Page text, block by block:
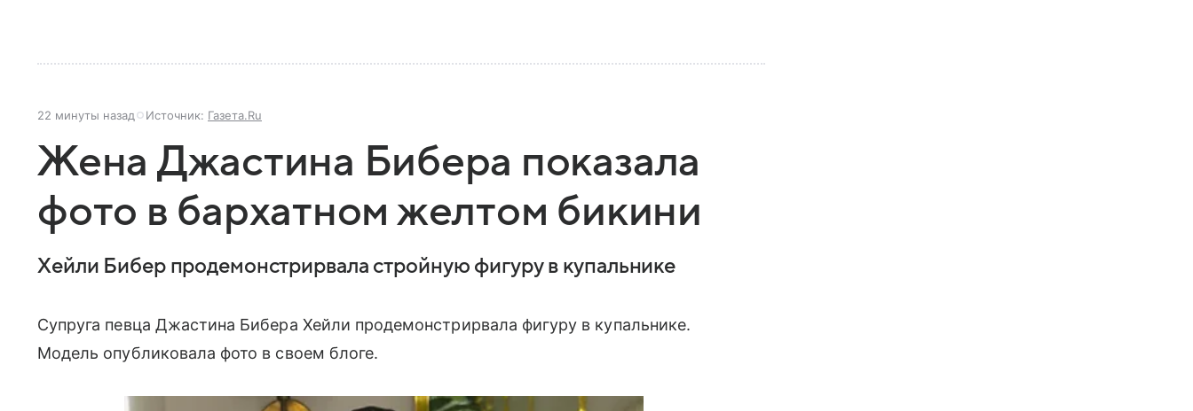
22 минуты назад Источник: Газета.Ru
Жена Джастина Бибера показала
фото в бархатном желтом бикини
Хейли Бибер продемонстрирвала стройную фигуру в купальнике
Супруга певца Джастина Бибера Хейли продемонстрирвала фигуру в купальнике.
Модель опубликовала фото в своем блоге.